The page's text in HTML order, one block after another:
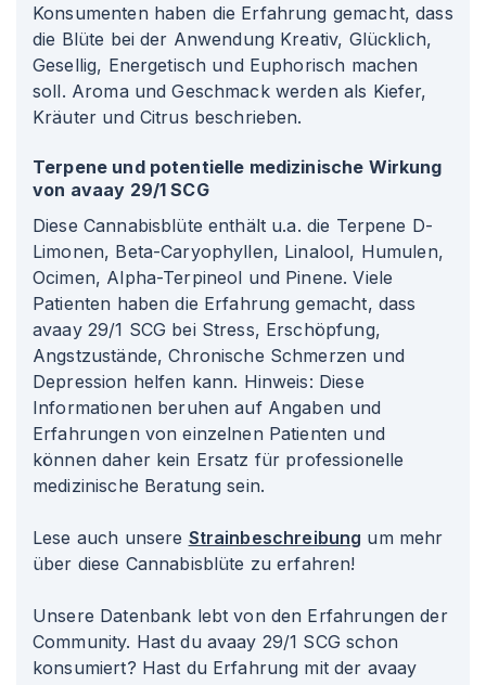
Konsumenten haben die Erfahrung gemacht, dass
die Blüte bei der Anwendung Kreativ, Glücklich,
Gesellig, Energetisch und Euphorisch machen
soll. Aroma und Geschmack werden als Kiefer,
Kräuter und Citrus beschrieben.
Terpene und potentielle medizinische Wirkung
von avaay 29/1 SCG
Diese Cannabisblüte enthält u.a. die Terpene D-
Limonen, Beta-Caryophyllen, Linalool, Humulen,
Ocimen, Alpha-Terpineol und Pinene. Viele
Patienten haben die Erfahrung gemacht, dass
avaay 29/1 SCG bei Stress, Erschöpfung,
Angstzustände, Chronische Schmerzen und
Depression helfen kann. Hinweis: Diese
Informationen beruhen auf Angaben und
Erfahrungen von einzelnen Patienten und
können daher kein Ersatz für professionelle
medizinische Beratung sein.
Lese auch unsere Strainbeschreibung um mehr
über diese Cannabisblüte zu erfahren!
Unsere Datenbank lebt von den Erfahrungen der
Community. Hast du avaay 29/1 SCG schon
konsumiert? Hast du Erfahrung mit der avaay